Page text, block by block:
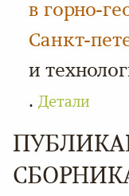
в горно-
Cанкт-
и
. Детали